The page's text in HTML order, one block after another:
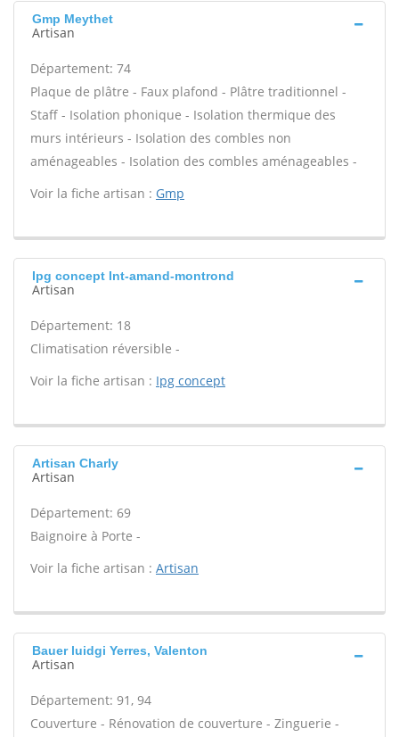
Gmp Meythet
Artisan
Département: 74
Plaque de plâtre - Faux plafond - Plâtre traditionnel -
Staff - Isolation phonique - Isolation thermique des
murs intérieurs - Isolation des combles non
aménageables - Isolation des combles aménageables -
Voir la fiche artisan : Gmp
Ipg concept Int-amand-montrond
Artisan
Département: 18
Climatisation réversible -
Voir la fiche artisan : Ipg concept
Artisan Charly
Artisan
Département: 69
Baignoire à Porte -
Voir la fiche artisan : Artisan
Bauer luidgi Yerres, Valenton
Artisan
Département: 91, 94
Couverture - Rénovation de couverture - Zinguerie -